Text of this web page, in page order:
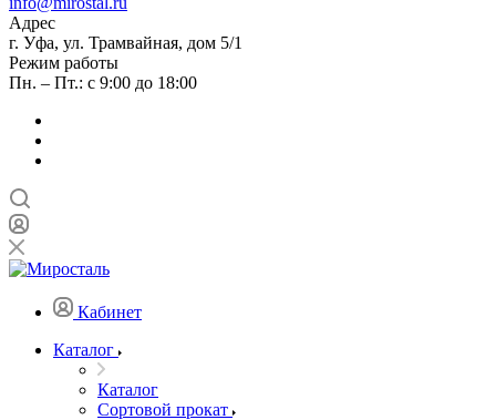
Адрес
г. Уфа, ул. Трамвайная, дом 5/1
Режим работы
Пн. – Пт.: с 9:00 до 18:00
Кабинет
Каталог
Каталог
Сортовой прокат